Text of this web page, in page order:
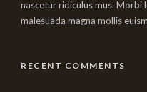
nascetur ridiculus mus. Morbi
malesuada magna mollis
RECENT COMMENTS